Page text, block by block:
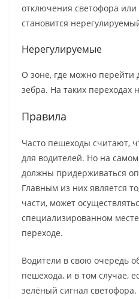
отключения светофора или
становится
Нерегулируемые
О зоне, где можно перейти
зебра. На таких переходах
Правила
Часто пешеходы считают,
для водителей. Но на
должны придерживаться
Главным из них является
части, может
специализированном
переходе.
Водители в свою очередь
пешехода, и в том случае,
зелёный сигнал